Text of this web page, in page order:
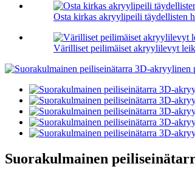
Osta kirkas akryylipeili täydellisten
Värilliset peilimäiset akryylilevyt
Suorakulmainen